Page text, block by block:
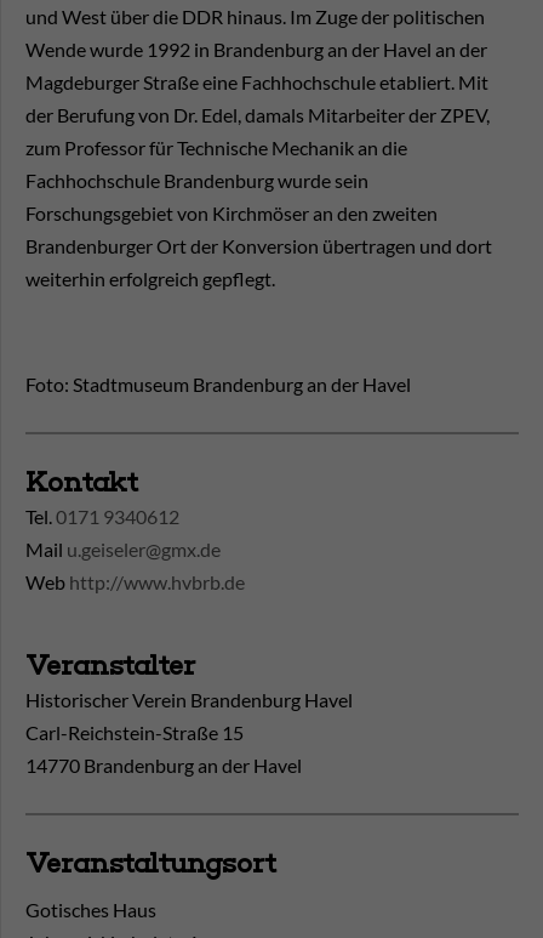
und West über die DDR hinaus. Im Zuge der politischen
Wende wurde 1992 in Brandenburg an der Havel an der
Magdeburger Straße eine Fachhochschule etabliert. Mit
der Berufung von Dr. Edel, damals Mitarbeiter der ZPEV,
zum Professor für Technische Mechanik an die
Fachhochschule Brandenburg wurde sein
Forschungsgebiet von Kirchmöser an den zweiten
Brandenburger Ort der Konversion übertragen und dort
weiterhin erfolgreich gepflegt.
Foto: Stadtmuseum Brandenburg an der Havel
Kontakt
Tel.0171 9340612
Mail u.geiseler@gmx.de
Web http://www.hvbrb.de
Veranstalter
Historischer Verein Brandenburg Havel
Carl-Reichstein-Straße 15
14770 Brandenburg an der Havel
Veranstaltungsort
Gotisches Haus